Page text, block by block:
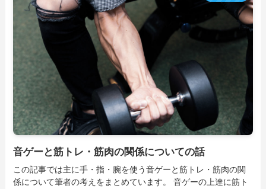
音ゲーと筋トレ・筋肉の関係についての話
この記事では主に手・指・腕を使う音ゲーと筋トレ・筋肉の関
係について筆者の考えをまとめています。 音ゲーの上達に筋ト